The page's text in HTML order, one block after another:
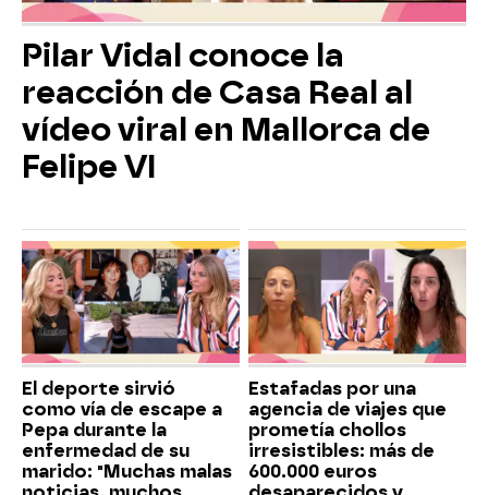
Pilar Vidal conoce la
reacción de Casa Real al
vídeo viral en Mallorca de
Felipe VI
El deporte sirvió
como vía de escape a
Pepa durante la
enfermedad de su
marido: "Muchas malas
Estafadas por una
agencia de viajes que
prometía chollos
irresistibles: más de
600.000 euros